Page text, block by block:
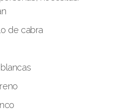
de cabra